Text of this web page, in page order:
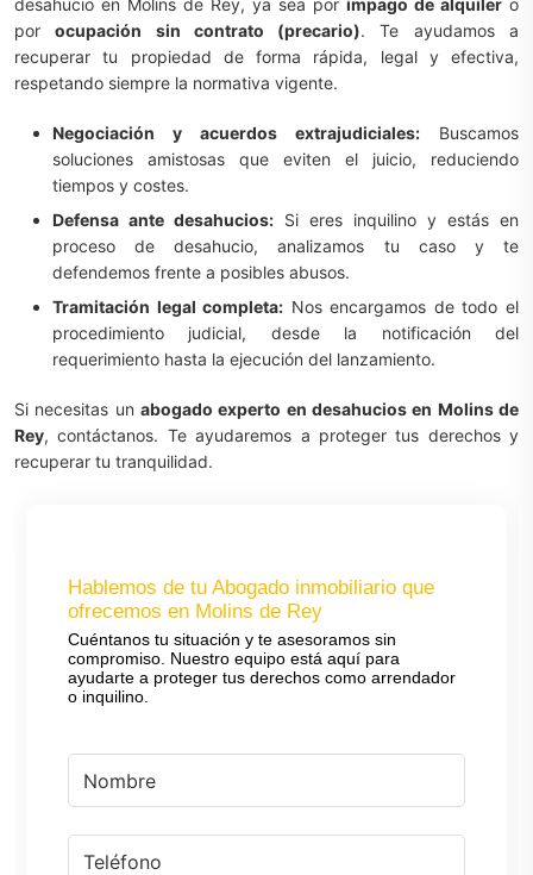
desahucio en Molins de Rey, ya sea por impago de alquiler o
porocupación sin contrato (precario). Te ayudamos a
recuperar tu propiedad de forma rápida, legal y efectiva,
respetando siempre la normativa vigente.
Negociación y acuerdos extrajudiciales: Buscamos
soluciones amistosas que eviten el juicio, reduciendo
tiempos y costes.
Defensa ante desahucios: Si eres inquilino y estás en
proceso de desahucio, analizamos tu caso y te
defendemos frente a posibles abusos.
Tramitación legal completa: Nos encargamos de todo el
procedimiento judicial, desde la notificación del
requerimiento hasta la ejecución del lanzamiento.
Si necesitas un abogado experto en desahucios en Molins de
Rey, contáctanos. Te ayudaremos a proteger tus derechos y
recuperar tu tranquilidad.
Hablemos de tu Abogado inmobiliario que
ofrecemos en Molins de Rey
Cuéntanos tu situación y te asesoramos sin
compromiso. Nuestro equipo está aquí para
ayudarte a proteger tus derechos como arrendador
o inquilino.